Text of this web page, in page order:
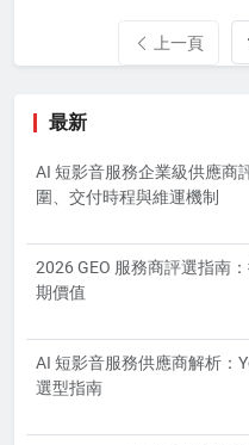
上一頁
最新
AI 短影音服務企業級供應商
圍、交付時程與維運機制
2026 GEO 服務商評選指南
期價值
AI 短影音服務供應商解析：
選型指南